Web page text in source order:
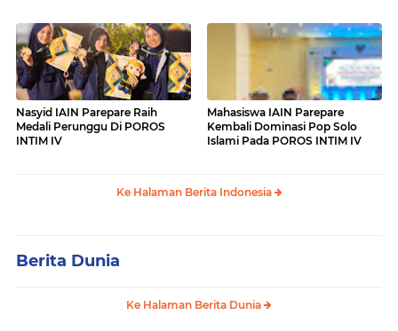
Nasyid IAIN Parepare Raih
Medali Perunggu Di POROS
INTIM IV
Mahasiswa IAIN Parepare
Kembali Dominasi Pop Solo
Islami Pada POROS INTIM IV
Ke Halaman Berita Indonesia
Berita Dunia
Ke Halaman Berita Dunia